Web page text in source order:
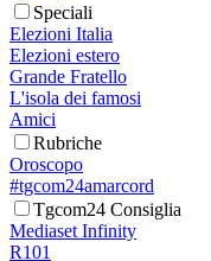
Speciali
Elezioni Italia
Elezioni estero
Grande Fratello
L'isola dei famosi
Amici
Rubriche
Oroscopo
#tgcom24amarcord
Tgcom24 Consiglia
Mediaset Infinity
R101